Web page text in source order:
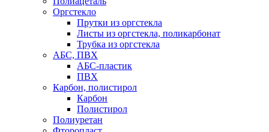
Оргстекло
Прутки из оргстекла
Листы из оргстекла, поликарбонат
Трубка из оргстекла
АБС, ПВХ
АБС-пластик
ПВХ
Карбон, полистирол
Карбон
Полистирол
Полиуретан